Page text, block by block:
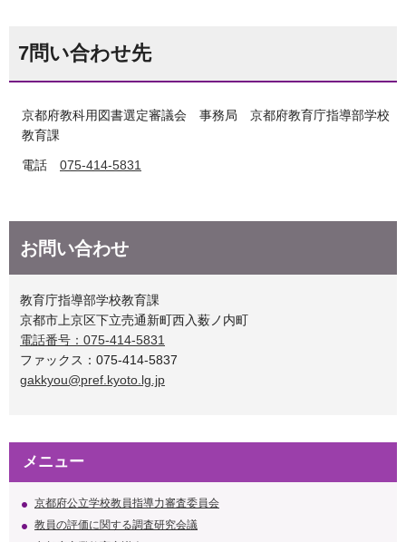
7問い合わせ先
京都府教科用図書選定審議会 事務局 京都府教育庁指導部学校
教育課
電話 075-414-5831
お問い合わせ
教育庁指導部学校教育課
京都市上京区下立売通新町西入薮ノ内町
電話番号：075-414-5831
ファックス：075-414-5837
gakkyou@pref.kyoto.lg.jp
メニュー
京都府公立学校教員指導力審査委員会
教員の評価に関する調査研究会議